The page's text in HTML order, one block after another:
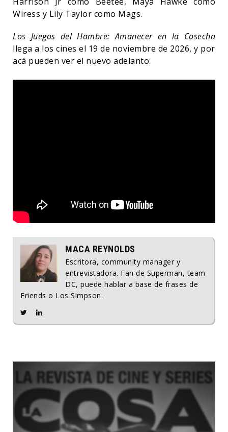
Wiress y Lily Taylor como Mags.
Los Juegos del Hambre: Amanecer en la Cosecha
llega a los cines el 19 de noviembre de 2026, y por
acá pueden ver el nuevo adelanto:
MACA REYNOLDS
Escritora, community manager y
entrevistadora. Fan de Superman, team
DC, puede hablar a base de frases de
Friends o Los Simpson.